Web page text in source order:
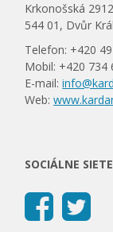
Krkonošská 2912
544 01, Dvůr
Telefon: +420
Mobil: +420 734
E-mail:
Web:
SOCIÁLNE SIETE